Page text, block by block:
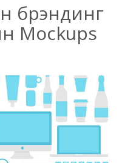
брэндинг
Mockups